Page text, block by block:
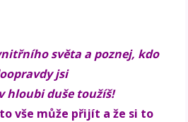
světa a poznej, kdo
jsi
hloubi duše toužíš!
vše může přijít a že si to